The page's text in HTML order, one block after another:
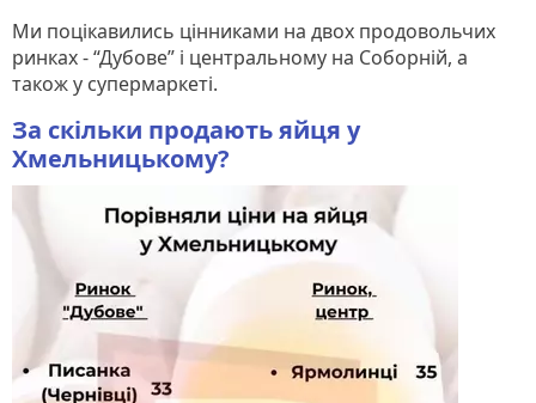
Ми поцікавились цінниками на двох продовольчих
ринках - “Дубове” і центральному на Соборній, а
також у супермаркеті.
За скільки продають яйця у
Хмельницькому?